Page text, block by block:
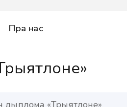
Пра нас
дыплома «Трыятлоне»